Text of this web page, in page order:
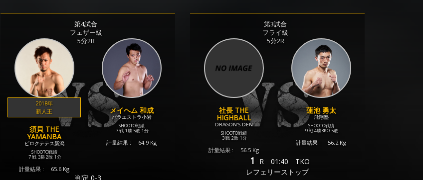
第4試合
フェザー級
5分2R
2018年
新人王
須貝 THE
YAMANBA
ピロクテテス新潟
SHOOTO戦績
7 戦 3勝 2敗 1分
計量結果 : 65.6 Kg
メイヘム 和成
パラエストラ小岩
SHOOTO戦績
7 戦 1勝 5敗 1分
計量結果 : 64.9 Kg
判定 0-3
第3試合
フライ級
5分2R
社長 THE
HIGHBALL
DRAGON'S DEN
SHOOTO戦績
3 戦 2敗 1分
計量結果 : 56.5 Kg
蓮池 勇太
飛翔塾
SHOOTO戦績
9 戦 4勝3KO 5敗
計量結果 : 56.2 Kg
1 R 01:40
TKO
レフェリーストップ